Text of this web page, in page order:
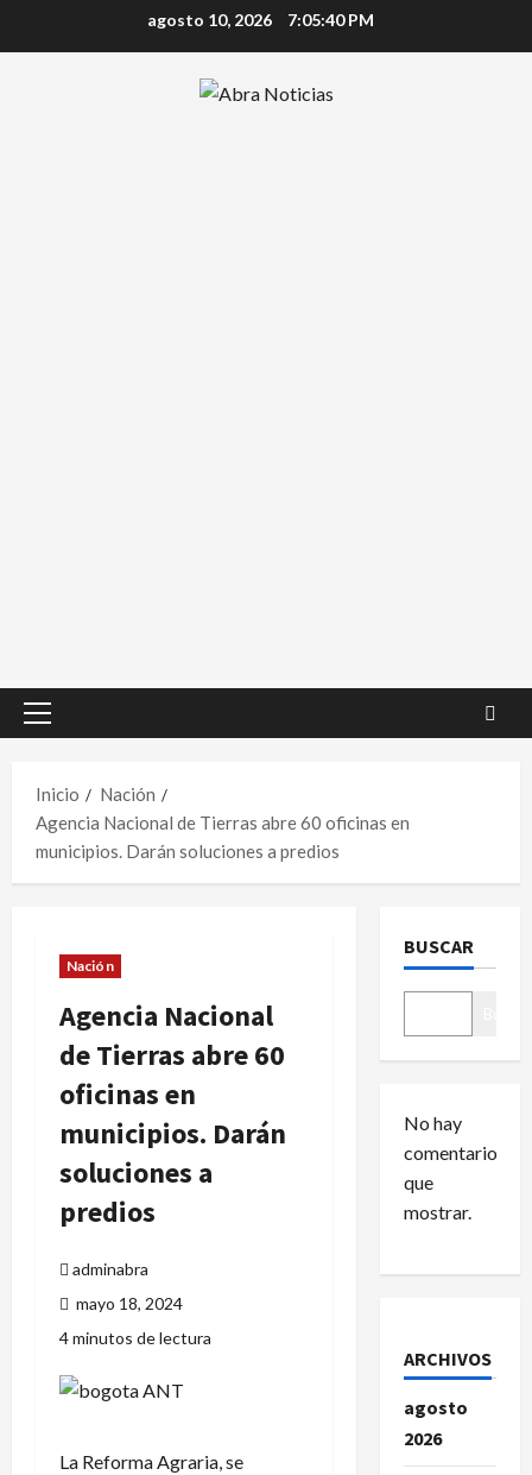
agosto 10, 2026 7:05:40 PM
Menú
Inicio
Nación
Agencia Nacional de Tierras abre 60 oficinas en
municipios. Darán soluciones a predios
Nación
Agencia Nacional
de Tierras abre 60
oficinas en
municipios. Darán
soluciones a
predios
adminabra
mayo 18, 2024
4 minutos de lectura
La Reforma Agraria, se
BUSCAR
No hay
comentarios
que
mostrar.
ARCHIVOS
agosto
2026